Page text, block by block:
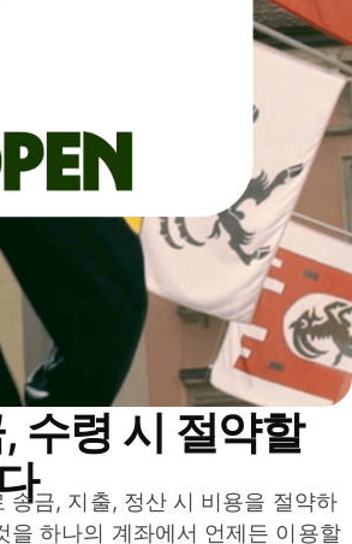
수령 시 절약할
송금, 지출, 정산 시 비용을 절약하
을 하나의 계좌에서 언제든 이용할